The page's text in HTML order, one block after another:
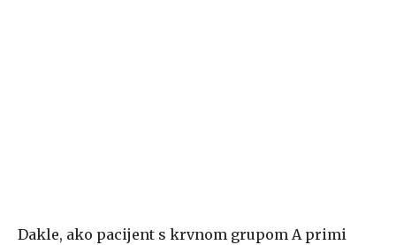
Dakle, ako pacijent s krvnom grupom A primi